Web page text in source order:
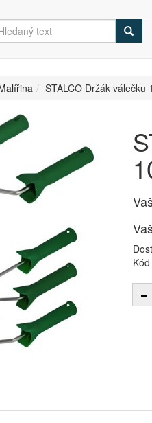
STALCO Držák válečku
Kód